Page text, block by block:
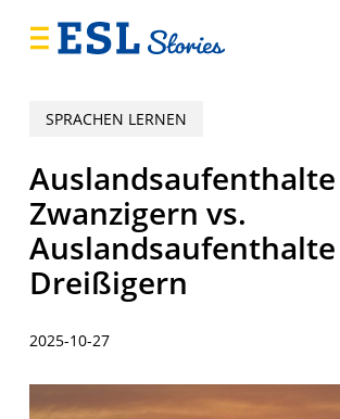
SPRACHEN LERNEN
Zwanzigern vs.
Dreißigern
2025-10-27